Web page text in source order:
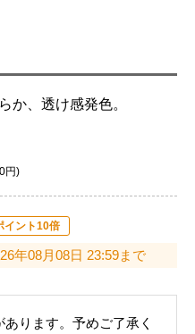
か、透け感発色。
円)
イント10倍
年08月08日 23:59まで
ります。予めご了承く